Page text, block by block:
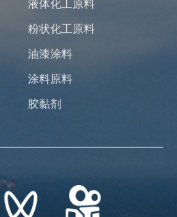
液体化工原料
粉状化工原料
油漆涂料
涂料原料
胶黏剂